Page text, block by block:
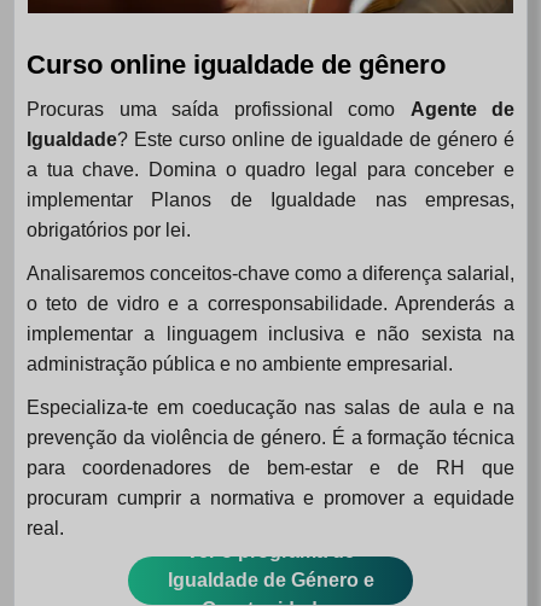
Curso online igualdade de gênero
Procuras uma saída profissional como Agente de
Igualdade? Este curso online de igualdade de género é
a tua chave. Domina o quadro legal para conceber e
implementar Planos de Igualdade nas empresas,
obrigatórios por lei.
Analisaremos conceitos-chave como a diferença salarial,
o teto de vidro e a corresponsabilidade. Aprenderás a
implementar a linguagem inclusiva e não sexista na
administração pública e no ambiente empresarial.
Especializa-te em coeducação nas salas de aula e na
prevenção da violência de género. É a formação técnica
para coordenadores de bem-estar e de RH que
procuram cumprir a normativa e promover a equidade
real.
Igualdade de Género e